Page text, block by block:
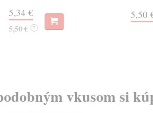
5,34 €
5,50 € ?
5,50
vkusom si